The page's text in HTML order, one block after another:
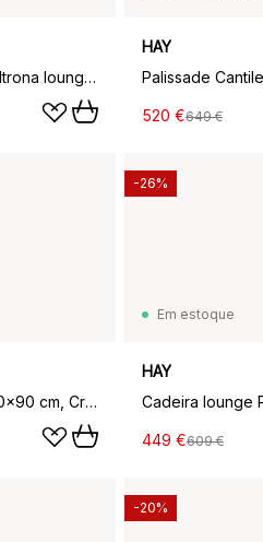
Palissade Cantilever Low poltrona lounge, Antracite
HAY
520 €649 €
Palissade mesa de jantar 220x90 cm, Creme branco
Em estoque
HAY
Cadeira lounge
449 €609 €
-26%
-20%